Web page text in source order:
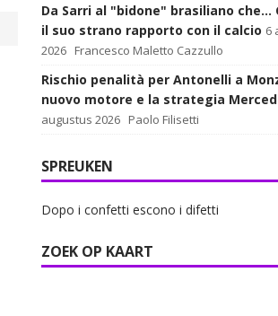
Da Sarri al "bidone" brasiliano che...
il suo strano rapporto con il calcio 6
2026 Francesco Maletto Cazzullo
Rischio penalità per Antonelli a
nuovo motore e la strategia
augustus 2026 Paolo Filisetti
SPREUKEN
Dopo i confetti escono i difetti
ZOEK OP KAART